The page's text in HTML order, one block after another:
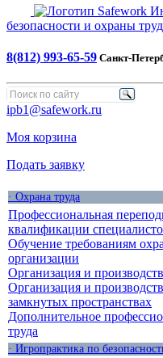
Safework
безопасности и охраны
8(812) 993-65-59 Санкт-
ipb1@safework.ru
Моя корзина
Подать заявку
· Охрана труда
Профессиональная
квалификации
Обучение требованиям
организации
Организация и
Организация и
замкнутых пространствах
Дополнительное
труда
· Игропрактика по